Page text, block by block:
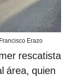
Erazo
rescatista
área, quien